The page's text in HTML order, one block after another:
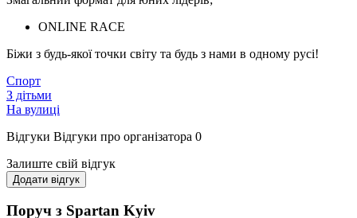
ONLINE RACE
Біжи з будь-якої точки світу та будь з нами в одному русі!
Спорт
З дітьми
На вулиці
Відгуки Відгуки про організатора 0
Залиште свій відгук
Додати відгук
Поруч з Spartan Kyiv